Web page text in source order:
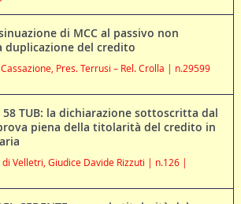
di MCC al passivo non
duplicazione del credito
Pres. Terrusi – Rel. Crolla | n.29599
58 TUB: la dichiarazione sottoscritta dal
piena della titolarità del credito in
Velletri, Giudice Davide Rizzuti | n.126 |